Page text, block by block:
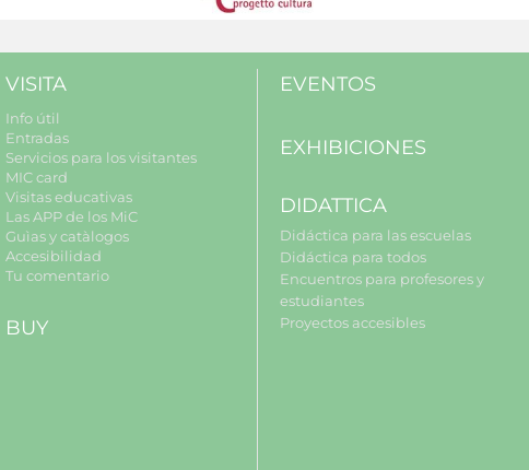
VISITA
Info útil
Entradas
Servicios para los visitantes
MIC card
Visitas educativas
Las APP de los MiC
Guìas y catàlogos
Accesibilidad
Tu comentario
BUY
EVENTOS
EXHIBICIONES
DIDATTICA
Didáctica para las escuelas
Didáctica para todos
Encuentros para profesores y
estudiantes
Proyectos accesibles